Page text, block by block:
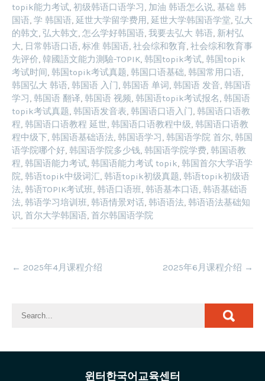
topik能力考试, 初级韩语口语学习, 加油 韩语怎么说, 基础 韩
国语, 学 韩国语, 延世大学留学费用, 延世大学韩国语学堂, 弘大
的韩文, 弘大韩文, 怎么学好韩国语, 我要去弘大 韩语, 新村弘
大, 日常韩语口语, 标准 韩国语, 社会综和敎育, 社会综和敎育事
先评价, 韓國語文能力測驗-TOPIK, 韩国topik考试, 韩国topik
考试时间, 韩国topik考试真题, 韩国口语基础, 韩国常用口语,
韩国弘大 韩语, 韩国语 入门, 韩国语 单词 , 韩国语 发音, 韩国语
学习, 韩国语 翻译, 韩国语 视频, 韩国语topik考试报名, 韩国语
topik考试真题, 韩国语发音表, 韩国语口语入门, 韩国语口语教
程, 韩国语口语教程 延世, 韩国语口语教程中级, 韩国语口语教
程中级下, 韩国语基础语法, 韩国语学习, 韩国语学院 首尔, 韩国
语学院哪个好, 韩国语学院多少钱, 韩国语学院学费, 韩国语教
程, 韩国语能力考试, 韩国语能力考试 topik, 韩国首尔大学语学
院, 韩语topik中级词汇, 韩语topik初级真题, 韩语topik初级语
法, 韩语TOPIK考试班, 韩语口语班, 韩语基本口语, 韩语基础语
法, 韩语学习培训班, 韩语情景对话, 韩语语法, 韩语语法基础知
识, 首尔大学韩国语, 首尔韩国语学院
navigation
← 2025年4月课程介绍 2025年6月课程介绍 →
윈터한국어교육센터